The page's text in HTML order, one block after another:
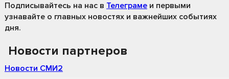
Подписывайтесь на нас в Телеграме и первыми
узнавайте о главных новостях и важнейших событиях
дня.
Новости партнеров
Новости СМИ2